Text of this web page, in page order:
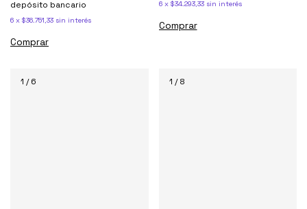
depósito bancario
6 x $36.751,33 sin interés
Comprar
6 x $34.293,33 sin interés
Comprar
1 /6 1 /8